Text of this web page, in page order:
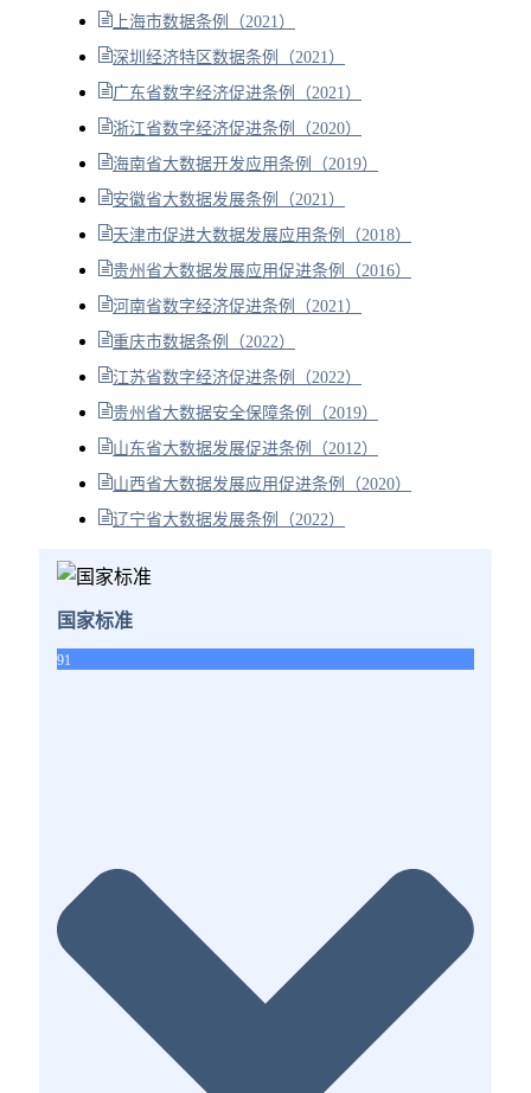
上海市数据条例（2021）
深圳经济特区数据条例（2021）
广东省数字经济促进条例（2021）
浙江省数字经济促进条例（2020）
海南省大数据开发应用条例（2019）
安徽省大数据发展条例（2021）
天津市促进大数据发展应用条例（2018）
贵州省大数据发展应用促进条例（2016）
河南省数字经济促进条例（2021）
重庆市数据条例（2022）
江苏省数字经济促进条例（2022）
贵州省大数据安全保障条例（2019）
山东省大数据发展促进条例（2012）
山西省大数据发展应用促进条例（2020）
辽宁省大数据发展条例（2022）
国家标准
91